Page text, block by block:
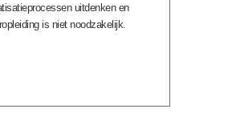
uitdenken en
is niet noodzakelijk.